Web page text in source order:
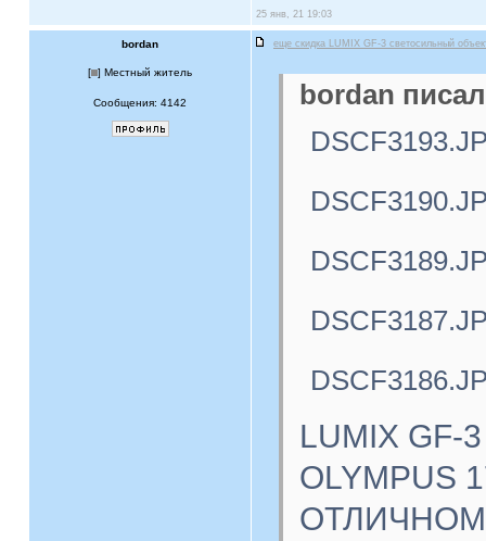
25 янв, 21 19:03
bordan еще скидка LUMIX GF-3 светосильный
[ ] Местный житель
Сообщения: 4142
bordan
LUMIX GF-
OLYMPUS
ОТЛИЧНОМ